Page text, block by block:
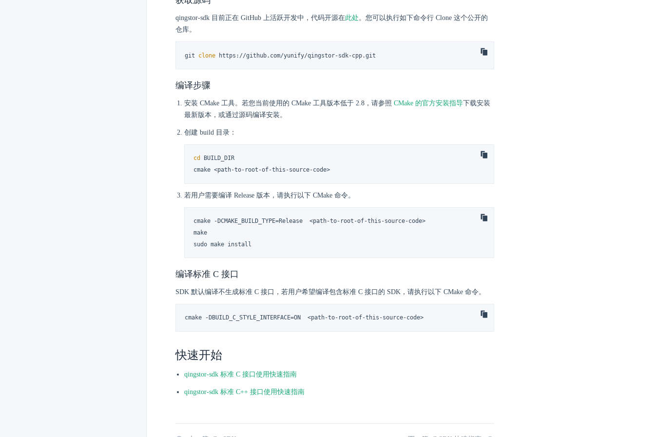
qingstor-sdk 目前正在 GitHub 上活跃开发中，代码开源在此处。您可以执行如下命令行 Clone 这个公开的
仓库。
git clone https://github.com/yunify/qingstor-sdk-cpp.git
编译步骤
安装 CMake 工具。若您当前使用的 CMake 工具版本低于 2.8，请参照 CMake 的官方安装指导下载安装
最新版本，或通过源码编译安装。
创建 build 目录：
cd
BUILD_DIR
cmake <path-to-root-of-this-source-code>
若用户需要编译 Release 版本，请执行以下 CMake 命令。
cmake -DCMAKE_BUILD_TYPE=Release  <path-to-root-of-this-source-code>
make
sudo make install
编译标准 C 接口
SDK 默认编译不生成标准 C 接口，若用户希望编译包含标准 C 接口的 SDK，请执行以下 CMake 命令。
cmake -DBUILD_C_STYLE_INTERFACE=ON  <path-to-root-of-this-source-code>
快速开始
qingstor-sdk 标准 C 接口使用快速指南
qingstor-sdk 标准 C++ 接口使用快速指南